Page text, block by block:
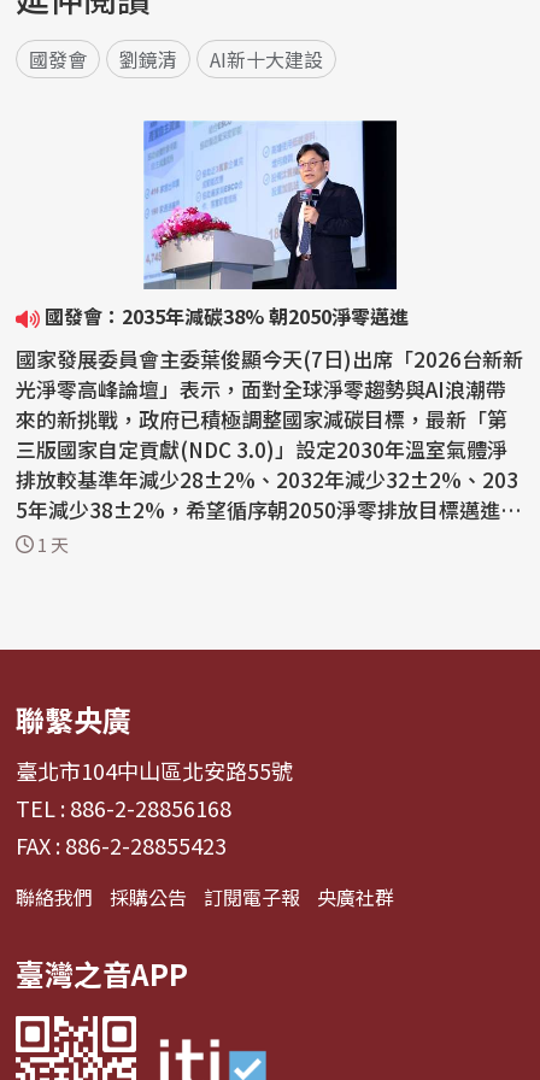
國發會 劉鏡清 AI新十大建設
國發會：2035年減碳38% 朝2050淨零邁進
國家發展委員會主委葉俊顯今天(7日)出席「2026台新新
光淨零高峰論壇」表示，面對全球淨零趨勢與AI浪潮帶
來的新挑戰，政府已積極調整國家減碳目標，最新「第
三版國家自定貢獻(NDC 3.0)」設定2030年溫室氣體淨
排放較基準年減少28±2%、2032年減少32±2%、203
5年減少38±2%，希望循序朝2050淨零排放目標邁進。
葉俊顯表示，...
1 天
聯繫央廣
臺北市104中山區北安路55號
TEL : 886-2-28856168
FAX : 886-2-28855423
聯絡我們 採購公告 訂閱電子報 央廣社群
臺灣之音APP